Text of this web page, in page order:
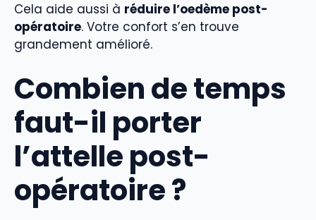
Cela aide aussi à réduire l’oedème post-
opératoire. Votre confort s’en trouve
grandement amélioré.
Combien de temps
faut-il porter
l’attelle post-
opératoire ?